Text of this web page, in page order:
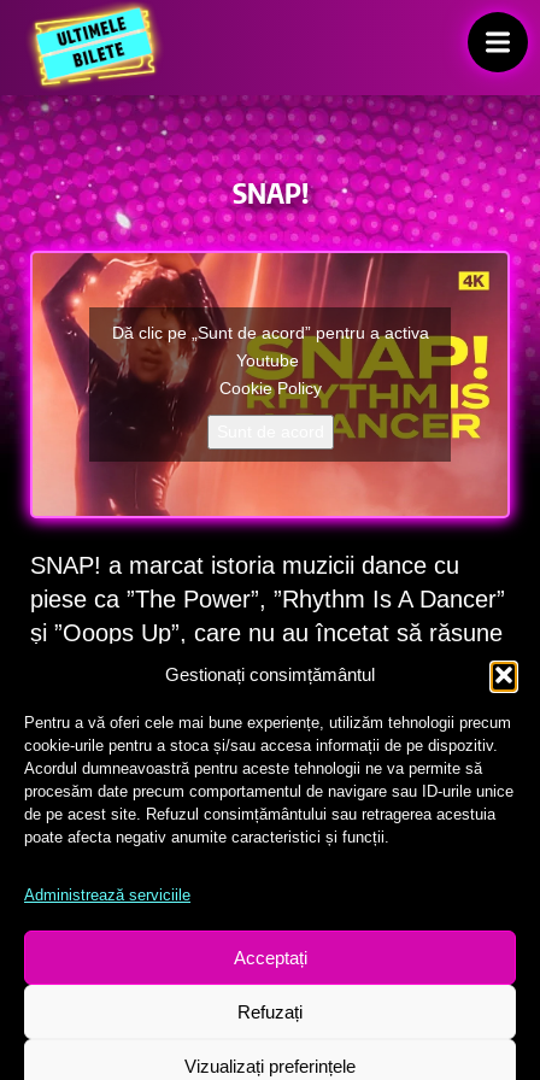
Gestionați consimțământul
Pentru a vă oferi cele mai bune experiențe, utilizăm tehnologii precum
cookie-urile pentru a stoca și/sau accesa informații de pe dispozitiv.
Acordul dumneavoastră pentru aceste tehnologii ne va permite să
procesăm date precum comportamentul de navigare sau ID-urile unice
de pe acest site. Refuzul consimțământului sau retragerea acestuia
poate afecta negativ anumite caracteristici și funcții.
Administrează serviciile
Acceptați
Refuzați
Vizualizați preferințele
SNAP!
Dă clic pe „Sunt de acord” pentru a activa
Youtube
Cookie Policy
SNAP! a marcat istoria muzicii dance cu
piese ca ”The Power”, ”Rhythm Is A Dancer”
și ”Ooops Up”, care nu au încetat să răsune
în discoteci și în casele fanilor.
CE TREBUIE SĂ ȘTIȚI DESPRE FORMAȚIE:
Muzica trupei combină influențe de house, rap
și eurodance;
Prin mixul de versuri rap și refrene cântate,
multe alte trupe dance din anii ‘90;
Hiturile ”The Power” și ”Rhythm Is a Dancer” au
ocupat, pentru o lungă perioadă de timp, locul 1
în mai multe topuri muzicale din lume.